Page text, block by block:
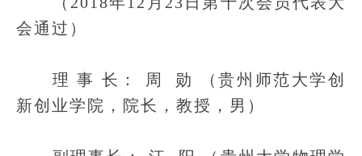
会通过）
理 事 长：
周 勋 （贵州师范大学创
新创业学院，院长，教授，男）